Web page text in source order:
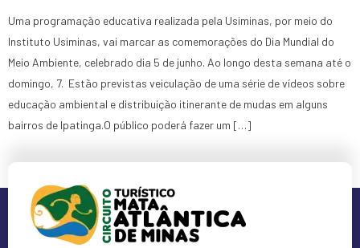
Uma programação educativa realizada pela Usiminas, por meio do
Instituto Usiminas, vai marcar as comemorações do Dia Mundial do
Meio Ambiente, celebrado dia 5 de junho. Ao longo desta semana até o
domingo, 7. Estão previstas veiculação de uma série de vídeos sobre
educação ambiental e distribuição itinerante de mudas em alguns
bairros de Ipatinga.O público poderá fazer um […]